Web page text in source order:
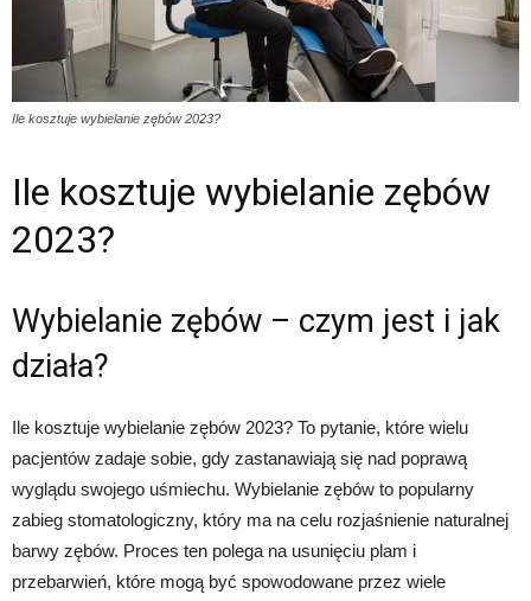
Ile kosztuje wybielanie zębów 2023?
Ile kosztuje wybielanie zębów
2023?
Wybielanie zębów – czym jest i jak
działa?
Ile kosztuje wybielanie zębów 2023? To pytanie, które wielu
pacjentów zadaje sobie, gdy zastanawiają się nad poprawą
wyglądu swojego uśmiechu. Wybielanie zębów to popularny
zabieg stomatologiczny, który ma na celu rozjaśnienie naturalnej
barwy zębów. Proces ten polega na usunięciu plam i
przebarwień, które mogą być spowodowane przez wiele